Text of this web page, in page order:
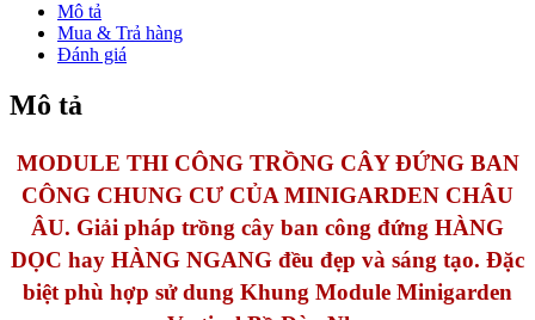
Module)
Kiệm
Chi
số
lượng
Mô tả
Mua & Trả hàng
Đánh giá
Mô tả
MODULE THI CÔNG TRỒNG CÂY ĐỨNG BAN
CÔNG CHUNG CƯ CỦA MINIGARDEN CHÂU
ÂU. Giải pháp trồng cây ban công đứng HÀNG
DỌC hay HÀNG NGANG đều đẹp và sáng tạo. Đặc
biệt phù hợp sử dung Khung Module Minigarden